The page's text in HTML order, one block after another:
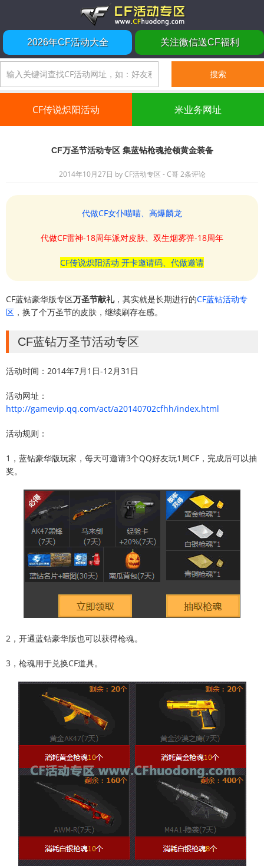
2026年CF活动大全 关注微信送CF福利
CF传说炽阳活动 米业务网址
CF万圣节活动专区 集蓝钻枪魂抢领黄金装备
2014年10月27日 byCF活动专区 - C哥 2条评论
代做CF女仆喵喵、高爆麟龙
代做CF雷神-18周年派对皮肤、双生烟雾弹-18周年
CF传说炽阳活动 开卡邀请码、代做邀请
CF蓝钻豪华版专区万圣节献礼，其实就是长期进行的CF蓝钻活动专
区 ，换了个万圣节的皮肤，继续刷存在感。
CF蓝钻万圣节活动专区
活动时间：2014年7月1日-12月31日
活动网址：
http://gamevip.qq.com/act/a20140702cfhh/index.html
活动规则：
1，蓝钻豪华版玩家，每天可邀请3个QQ好友玩1局CF，完成后可以抽
奖。
2，开通蓝钻豪华版也可以获得枪魂。
3，枪魂用于兑换CF道具。